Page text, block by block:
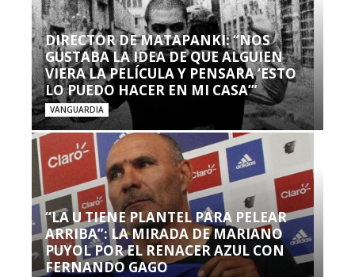
DIRECTOR DE MATAPANKI: “NOS
GUSTABA LA IDEA DE QUE ALGUIEN
VIERA LA PELÍCULA Y PENSARA ‘ESTO
LO PUEDO HACER EN MI CASA’”
VANGUARDIA
“LA U TIENE PLANTEL PARA PELEAR
ARRIBA”: LA MIRADA DE MARIANO
PUYOL POR EL RENACER AZUL CON
FERNANDO GAGO